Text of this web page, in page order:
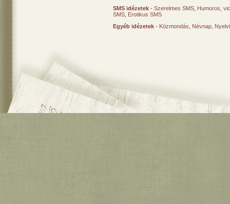
SMS idézetek - Szerelmes SMS Humoros,
SMS Erotikus SMS
Egyéb idézetek - Közmondás Névnap